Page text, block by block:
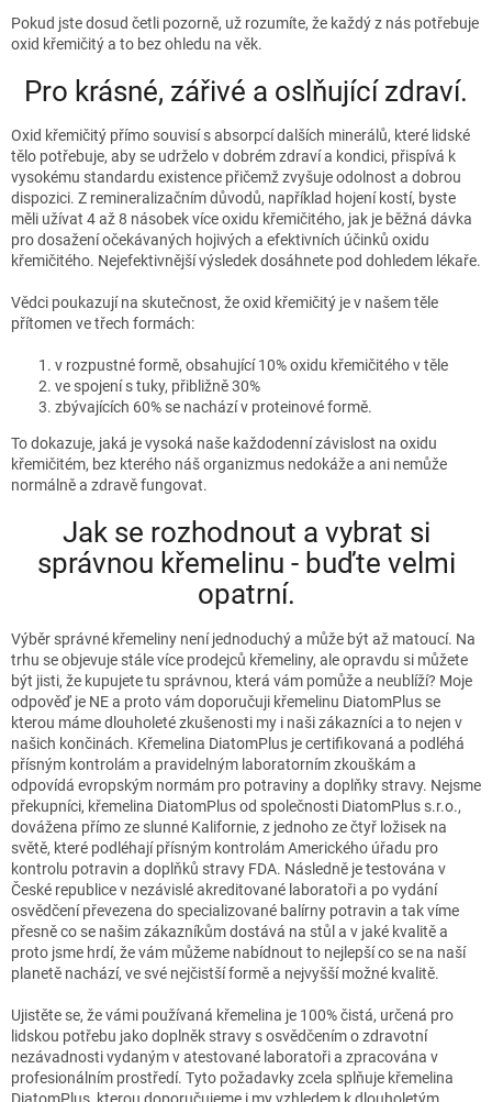
Pokud jste dosud četli pozorně, už rozumíte, že každý z nás potřebuje
oxid křemičitý a to bez ohledu na věk.
Pro krásné, zářivé a oslňující zdraví.
Oxid křemičitý přímo souvisí s absorpcí dalších minerálů, které lidské
tělo potřebuje, aby se udrželo v dobrém zdraví a kondici, přispívá k
vysokému standardu existence přičemž zvyšuje odolnost a dobrou
dispozici. Z remineralizačním důvodů, například hojení kostí, byste
měli užívat 4 až 8 násobek více oxidu křemičitého, jak je běžná dávka
pro dosažení očekávaných hojivých a efektivních účinků oxidu
křemičitého. Nejefektivnější výsledek dosáhnete pod dohledem lékaře.
Vědci poukazují na skutečnost, že oxid křemičitý je v našem těle
přítomen ve třech formách:
v rozpustné formě, obsahující 10% oxidu křemičitého v těle
ve spojení s tuky, přibližně 30%
zbývajících 60% se nachází v proteinové formě.
To dokazuje, jaká je vysoká naše každodenní závislost na oxidu
křemičitém, bez kterého náš organizmus nedokáže a ani nemůže
normálně a zdravě fungovat.
Jak se rozhodnout a vybrat si
správnou křemelinu - buďte velmi
opatrní.
Výběr správné křemeliny není jednoduchý a může být až matoucí. Na
trhu se objevuje stále více prodejců křemeliny, ale opravdu si můžete
být jisti, že kupujete tu správnou, která vám pomůže a neublíží? Moje
odpověď je NE a proto vám doporučuji křemelinu DiatomPlus se
kterou máme dlouholeté zkušenosti my i naši zákazníci a to nejen v
našich končinách. Křemelina DiatomPlus je certifikovaná a podléhá
přísným kontrolám a pravidelným laboratorním zkouškám a
odpovídá evropským normám pro potraviny a doplňky stravy. Nejsme
překupníci, křemelina DiatomPlus od společnosti DiatomPlus s.r.o.,
dovážena přímo ze slunné Kalifornie, z jednoho ze čtyř ložisek na
světě, které podléhají přísným kontrolám Amerického úřadu pro
kontrolu potravin a doplňků stravy FDA. Následně je testována v
České republice v nezávislé akreditované laboratoři a po vydání
osvědčení převezena do specializované balírny potravin a tak víme
přesně co se našim zákazníkům dostává na stůl a v jaké kvalitě a
proto jsme hrdí, že vám můžeme nabídnout to nejlepší co se na naší
planetě nachází, ve své nejčistší formě a nejvyšší možné kvalitě.
Ujistěte se, že vámi používaná křemelina je 100% čistá, určená pro
lidskou potřebu jako doplněk stravy s osvědčením o zdravotní
nezávadnosti vydaným v atestované laboratoři a zpracována v
profesionálním prostředí. Tyto požadavky zcela splňuje křemelina
DiatomPlus, kterou doporučujeme i my vzhledem k dlouholetým